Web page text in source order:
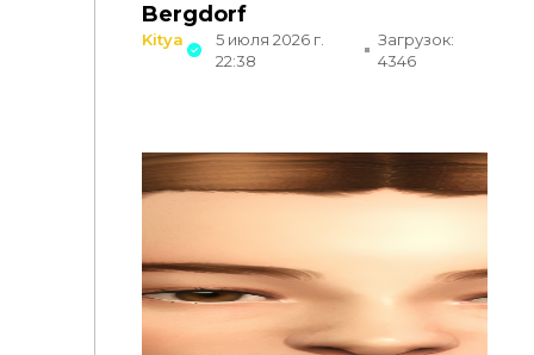
Bergdorf
Kitya
5 июля 2026 г.
22:38
Загрузок:
4346